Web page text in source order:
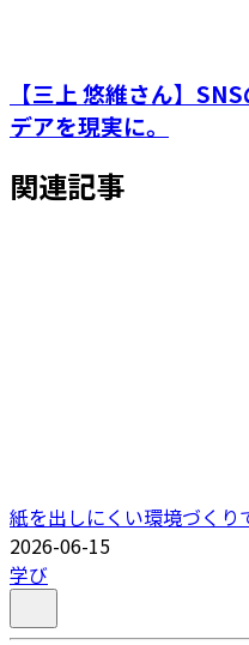
【三上 悠維さん】
デアを現実に。
関連記事
紙を出しにくい環境づくり
2026-06-15
学び